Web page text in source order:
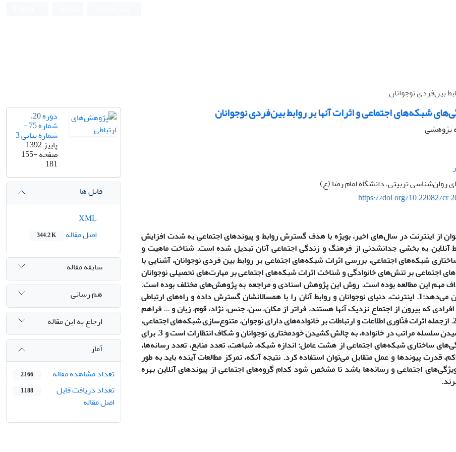
بین‌فردی نوجوانان
شبکه‌های اجتماعی و اثرات آنها بر روابط بین‌فردی نوجوانان
پژوهشی
روان‌شناسی تربیتی، دانشگاه امام رضا (ع)
https://doi.org/10.22082/
از اینترنت در سال‌های اخیر، بویژه با هدف گسترش روابط و پیوند‌های اجتماعی به شدت افزایش
آنلاین به بخشی جدانشدنی از فرهنگ و زندگی اجتماعی آنان تبدیل شده است. شناخت ماهیت و
شبکه‌های اجتماعی، بررسی اثرات شبکه‌های اجتماعی بر روابط بین فردی نوجوانان، آشنایی با
اجتماعی بر تنش‌های خانوادگی و شناخت اثرات شبکه‌های اجتماعی بر مهارت‌های تحصیلی نوجوانان
مهم این مطالعه بوده است. روش این پژوهش اسنادی و مراجعه به پژوهش‌های مختلف بوده است.
یافته‌ها نشان می‌دهد:1. اینترنت، دنیای نوجوانان و روابط آنان را با همسالانشان گسترش داده و راه‌های ارتباطی
که بیرون از اجتماع نزدیک آنها هستند، فراتر از مکان، سن، جنس، نژاد، قوم، زبان و ... فراهم
کرده است؛ 2. ازجمله اثرات فنّاوری اطلاعات و ارتباطات بر خانواده‌های دارای نوجوان، متنوع‌سازی شبکه‌های اجتماعی،
به چالش کشیدن سلسله مراتب در خانواده، به چالش کشیدن خودمختاری نوجوانان و شکاف انتظارات است و 3. برای
ساختاری شبکه‌های اجتماعی از هشت عامل: اندازه شبکه، شباهت، تعدد منابع، تعدد رسانه‌ها،
قدرت پیوند‌ها و عمل متقابل می‌توان استفاده کرد.نتیجه آنکه، تمرکز مطالعات آینده باید به طور
اجتماعی و رسانه‌ها باشد تا مشخص شود کدام گروه‌های اجتماعی از پیوندهای آنلاین بهره
دوره 20،
شماره 75 -
شماره پیاپی 3
پاییز 1392
صفحه155-
181
فایل ها
اصل مقاله
344.2 K
سابقه مقاله
هم رسانی
ارجاع به این مقاله
آمار
تعداد مشاهده مقاله
2,166
تعداد دریافت فایل
اصل مقاله
1,188